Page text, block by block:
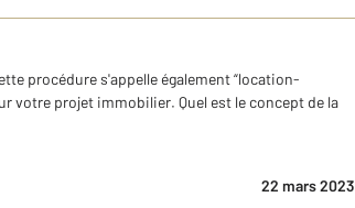
procédure s'appelle également “location-
votre projet immobilier. Quel est le concept de la
22 mars 2023